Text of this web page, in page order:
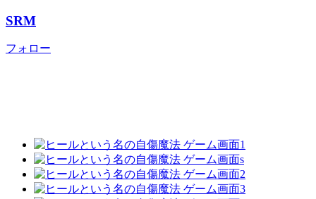
SRM
フォロー